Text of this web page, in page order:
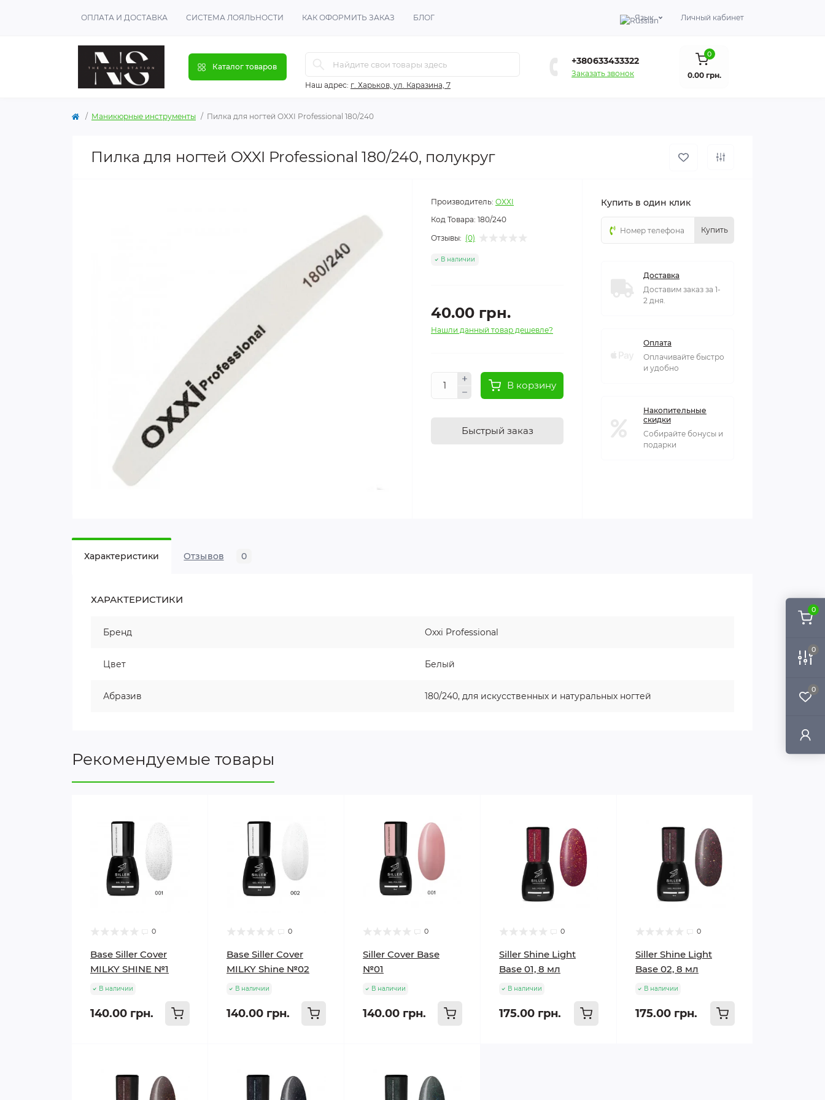
0
0
0
ОПЛАТА И ДОСТАВКА СИСТЕМА ЛОЯЛЬНОСТИ КАК ОФОРМИТЬ ЗАКАЗ БЛОГ Язык Личный кабинет
Каталог товаров
Наш адрес: г. Харьков, ул. Каразина, 7
+380633433322
Заказать звонок
0
0.00 грн.
Маникюрные инструменты Пилка для ногтей OXXI Professional 180/240
Пилка для ногтей OXXI Professional 180/240, полукруг
Производитель: OXXI
Код Товара: 180/240
Отзывы: (0)
В наличии
40.00 грн.
Нашли данный товар дешевле?
В корзину
Быстрый заказ
Купить в один клик
Купить
Доставка
Доставим заказ за 1-
2 дня.
Оплата
Оплачивайте быстро
и удобно
Накопительные
скидки
Собирайте бонусы и
подарки
Характеристики Отзывов 0
ХАРАКТЕРИСТИКИ
Бренд Oxxi Professional
Цвет Белый
Абразив 180/240, для искусственных и натуральных ногтей
Рекомендуемые товары
0
Base Siller Cover
MILKY SHINE №1
В наличии
140.00 грн.
0
Base Siller Cover
MILKY Shine №02
В наличии
140.00 грн.
0
Siller Cover Base
№01
В наличии
140.00 грн.
0
Siller Shine Light
Base 01, 8 мл
В наличии
175.00 грн.
0
Siller Shine Light
Base 02, 8 мл
В наличии
175.00 грн.